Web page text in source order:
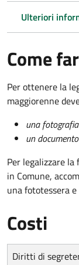
Ulteriori
Come
Per ottenere la
maggiorenne
una
un
Per legalizzare
in Comune,
una fototessera
Costi
Diritti di